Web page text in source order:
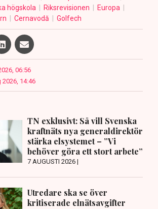
högskola
Riksrevisionen
Europa
Cernavodă Golfech
06:56
2026, 14:46
TN exklusivt: Så vill Svenska
kraftnäts nya generaldirektör
stärka elsystemet – ”Vi
behöver göra ett stort arbete”
7 AUGUSTI 2026 |
Utredare ska se över
kritiserade elnätsavgifter